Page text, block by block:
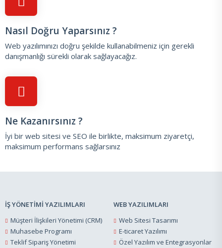
Nasıl Doğru Yaparsınız ?
Web yazılımınızı doğru şekilde kullanabilmeniz için gerekli
danışmanlığı sürekli olarak sağlayacağız.
Ne Kazanırsınız ?
İyi bir web sitesi ve SEO ile birlikte, maksimum ziyaretçi,
maksimum performans sağlarsınız
İŞ YÖNETİMİ YAZILIMLARI
Müşteri İlişkileri Yönetimi (CRM)
Muhasebe Programı
Teklif Sipariş Yönetimi
WEB YAZILIMLARI
Web Sitesi Tasarımı
E-ticaret Yazılımı
Özel Yazılım ve Entegrasyonlar